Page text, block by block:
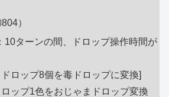
）
10ターンの間、ドロップ操作時間が
ロップ8個を毒ドロップに変換]
ップ1色をおじゃまドロップ変換